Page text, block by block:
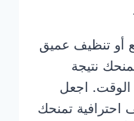
أو تنظيف عميق
نتيجة
الوقت. اجعل
احترافية تمنحك